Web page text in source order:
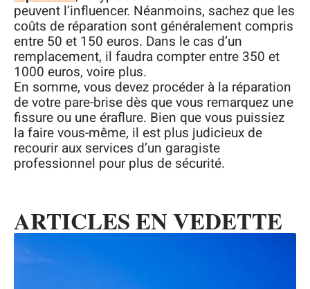
peuvent l’influencer. Néanmoins, sachez que les
coûts de réparation sont généralement compris
entre 50 et 150 euros. Dans le cas d’un
remplacement, il faudra compter entre 350 et
1000 euros, voire plus.
En somme, vous devez procéder à la réparation
de votre pare-brise dès que vous remarquez une
fissure ou une éraflure. Bien que vous puissiez
la faire vous-même, il est plus judicieux de
recourir aux services d’un garagiste
professionnel pour plus de sécurité.
ARTICLES EN VEDETTE